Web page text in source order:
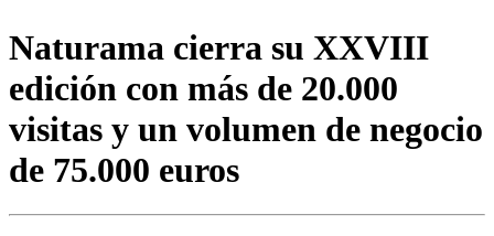
Naturama cierra su XXVIII
edición con más de 20.000
visitas y un volumen de negocio
de 75.000 euros